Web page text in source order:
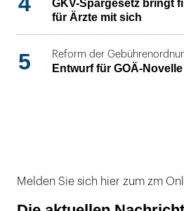
GKV-Spargesetz bringt
für Ärzte mit sich
5 Reform der
Entwurf für GOÄ-
Melden Sie sich hier zum zm